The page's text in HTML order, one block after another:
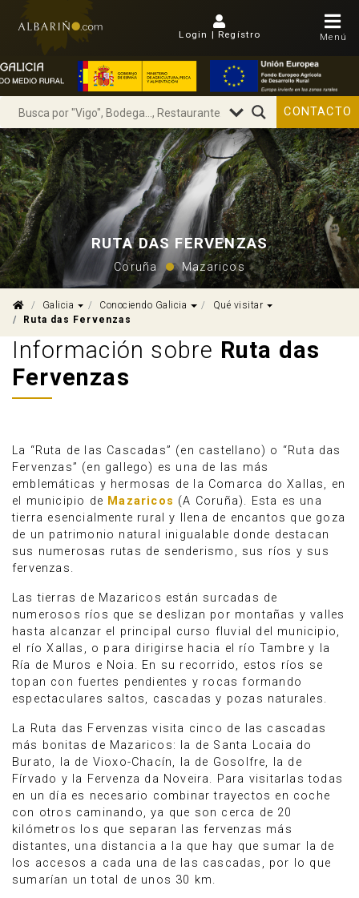
Login | Regístro Menú
Anúnciate
CONTACTO
RUTA DAS FERVENZAS
Coruña Mazaricos
Galicia Dropdown
Conociendo Galicia Dropdown
Qué visitar Dropdown
Ruta das Fervenzas
Información sobre Ruta das
Fervenzas
La “Ruta de las Cascadas” (en castellano) o “Ruta das
Fervenzas” (en gallego) es una de las más
emblemáticas y hermosas de la Comarca do Xallas, en
el municipio de Mazaricos (A Coruña). Esta es una
tierra esencialmente rural y llena de encantos que goza
de un patrimonio natural inigualable donde destacan
sus numerosas rutas de senderismo, sus ríos y sus
fervenzas.
Las tierras de Mazaricos están surcadas de
numerosos ríos que se deslizan por montañas y valles
hasta alcanzar el principal curso fluvial del municipio,
el río Xallas, o para dirigirse hacia el río Tambre y la
Ría de Muros e Noia. En su recorrido, estos ríos se
topan con fuertes pendientes y rocas formando
espectaculares saltos, cascadas y pozas naturales.
La Ruta das Fervenzas visita cinco de las cascadas
más bonitas de Mazaricos: la de Santa Locaia do
Burato, la de Vioxo-Chacín, la de Gosolfre, la de
Fírvado y la Fervenza da Noveira. Para visitarlas todas
en un día es necesario combinar trayectos en coche
con otros caminando, ya que son cerca de 20
kilómetros los que separan las fervenzas más
distantes, una distancia a la que hay que sumar la de
los accesos a cada una de las cascadas, por lo que
sumarían un total de unos 30 km.